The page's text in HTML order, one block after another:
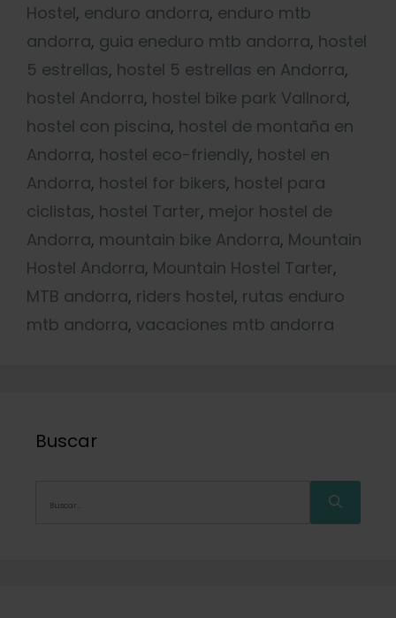
Hostel, enduro andorra, enduro mtb
andorra, guia eneduro mtb andorra, hostel
5 estrellas, hostel 5 estrellas en Andorra,
hostel Andorra, hostel bike park Vallnord,
hostel con piscina, hostel de montaña en
Andorra, hostel eco-friendly, hostel en
Andorra, hostel for bikers, hostel para
ciclistas, hostel Tarter, mejor hostel de
Andorra, mountain bike Andorra, Mountain
Hostel Andorra, Mountain Hostel Tarter,
MTB andorra, riders hostel, rutas enduro
mtb andorra, vacaciones mtb andorra
Buscar